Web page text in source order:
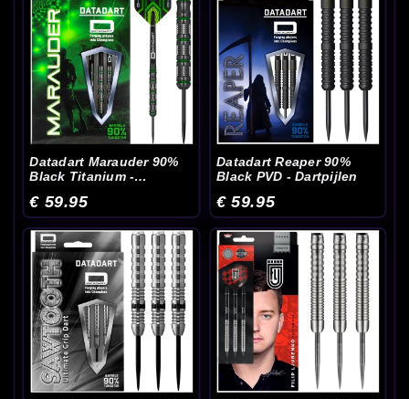
Datadart Marauder 90%
Black Titanium -
€ 59.95
Datadart Reaper 90%
Black PVD - Dartpijlen
€ 59.95